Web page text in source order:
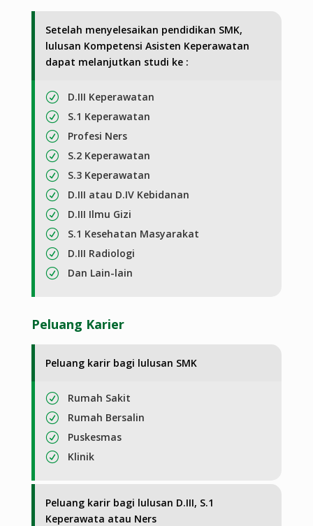
Setelah menyelesaikan pendidikan SMK,
lulusan Kompetensi Asisten Keperawatan
dapat melanjutkan studi ke :
R D.III Keperawatan
R S.1 Keperawatan
R Profesi Ners
R S.2 Keperawatan
R S.3 Keperawatan
R D.III atau D.IV Kebidanan
R D.III Ilmu Gizi
R S.1 Kesehatan Masyarakat
R D.III Radiologi
R Dan Lain-lain
Peluang Karier
Peluang karir bagi lulusan SMK
R Rumah Sakit
R Rumah Bersalin
R Puskesmas
R Klinik
Peluang karir bagi lulusan D.III, S.1
Keperawata atau Ners